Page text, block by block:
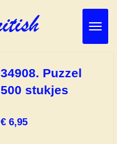
34908. Puzzel
500 stukjes
€ 6,95